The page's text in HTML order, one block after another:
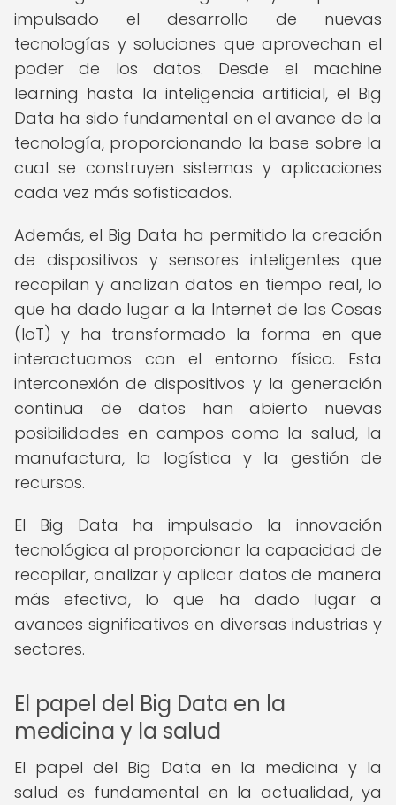
impulsado el desarrollo de nuevas
tecnologías y soluciones que aprovechan el
poder de los datos. Desde el machine
learning hasta la inteligencia artificial, el Big
Data ha sido fundamental en el avance de la
tecnología, proporcionando la base sobre la
cual se construyen sistemas y aplicaciones
cada vez más sofisticados.
Además, el Big Data ha permitido la creación
de dispositivos y sensores inteligentes que
recopilan y analizan datos en tiempo real, lo
que ha dado lugar a la Internet de las Cosas
(IoT) y ha transformado la forma en que
interactuamos con el entorno físico. Esta
interconexión de dispositivos y la generación
continua de datos han abierto nuevas
posibilidades en campos como la salud, la
manufactura, la logística y la gestión de
recursos.
El Big Data ha impulsado la innovación
tecnológica al proporcionar la capacidad de
recopilar, analizar y aplicar datos de manera
más efectiva, lo que ha dado lugar a
avances significativos en diversas industrias y
sectores.
El papel del Big Data en la
medicina y la salud
El papel del Big Data en la medicina y la
salud es fundamental en la actualidad, ya